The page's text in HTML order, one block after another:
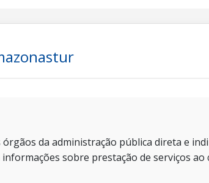
da administração pública direta e
sobre prestação de serviços ao